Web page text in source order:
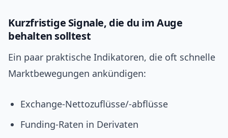
Kurzfristige Signale, die du im Auge
behalten solltest
Ein paar praktische Indikatoren, die oft schnelle
Marktbewegungen ankündigen:
Exchange-Nettozuflüsse/-abflüsse
Funding-Raten in Derivaten